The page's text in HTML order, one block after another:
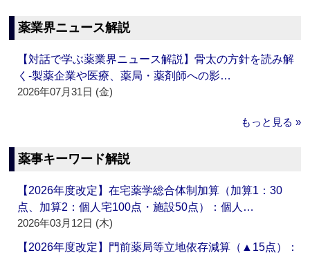
薬業界ニュース解説
【対話で学ぶ薬業界ニュース解説】骨太の方針を読み解
く‐製薬企業や医療、薬局・薬剤師への影…
2026年07月31日 (金)
もっと見る »
薬事キーワード解説
【2026年度改定】在宅薬学総合体制加算（加算1：30
点、加算2：個人宅100点・施設50点）：個人…
2026年03月12日 (木)
【2026年度改定】門前薬局等立地依存減算（▲15点）：